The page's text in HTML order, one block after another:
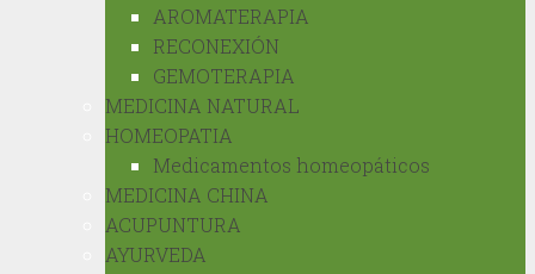
AROMATERAPIA
RECONEXIÓN
GEMOTERAPIA
MEDICINA NATURAL
HOMEOPATIA
Medicamentos homeopáticos
MEDICINA CHINA
ACUPUNTURA
AYURVEDA